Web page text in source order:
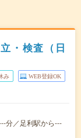
・検査（日
み WEB登録OK
分／足利駅から---